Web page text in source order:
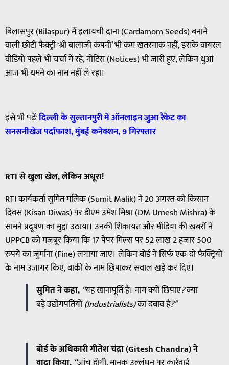
बिलासपुर (Bilaspur) में इलायची दाना (Cardamom Seeds) बनाने
वाली छोटी फैक्ट्री ‘श्री बालाजी कंपनी’ भी कम खतरनाक नहीं, इसके वायरल
वीडियो पहले भी चर्चा में रहे, नोटिस (Notices) भी जारी हुए, लेकिन धुआं
आज भी थमने का नाम नहीं ले रहा।
इसे भी पढेंःदिल्लीकेसुल्तानपुरीमेंऑनलाइनजुआरैकेटका
सनसनीखेजपर्दाफाश,मुंबईकनेक्शन, 9गिरफ्तार
RTIसेखुलाखेल,लेकिनअधूरा!
RTI कार्यकर्ता सुमित मलिक (Sumit Malik) ने 20 अगस्त को किसान
दिवस (Kisan Diwas) पर डीएम उमेश मिश्रा (DM Umesh Mishra) के
सामने प्रदूषण का मुद्दा उठाया। उनकी शिकायत और मीडिया की खबरों ने
UPPCB को मजबूर किया कि 17 पेपर मिल्स पर 52 लाख 2 हजार 500
रुपये का जुर्माना (Fine) लगाया जाए। लेकिन बोर्ड ने सिर्फ एक-दो फैक्ट्रियों
के नाम उजागर किए, बाकी के नाम छिपाकर सवाल खड़े कर दिए।
सुमित ने कहा, “यहखानापूर्तिहै। नामक्योंछिपाए?क्या
बड़ेउद्योगपतियों(Industrialists)कादबावहै?”
बोर्ड के अधिकारी गीतेश चंद्रा (Gitesh Chandra) ने